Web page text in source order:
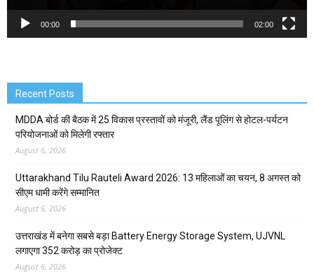
00:00 02:00
Recent Posts
MDDA बोर्ड की बैठक में 25 विकास प्रस्तावों को मंजूरी, लैंड पूलिंग से होटल-पर्यटन
परियोजनाओं को मिलेगी रफ्तार
August 6, 2026
Uttarakhand Tilu Rauteli Award 2026: 13 महिलाओं का चयन, 8 अगस्त को
सीएम धामी करेंगे सम्मानित
August 6, 2026
उत्तराखंड में बनेगा सबसे बड़ा Battery Energy Storage System, UJVNL
लगाएगा 352 करोड़ का प्रोजेक्ट
August 6, 2026